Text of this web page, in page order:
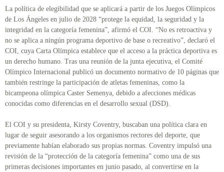
La política de elegibilidad que se aplicará a partir de los Juegos Olímpicos
de Los Ángeles en julio de 2028 “protege la equidad, la seguridad y la
integridad en la categoría femenina”, afirmó el COI. “No es retroactiva y
no se aplica a ningún programa deportivo de base o recreativo”, declaró el
COI, cuya Carta Olímpica establece que el acceso a la práctica deportiva es
un derecho humano. Tras una reunión de la junta ejecutiva, el Comité
Olímpico Internacional publicó un documento normativo de 10 páginas que
también restringe la participación de atletas femeninas, como la
bicampeona olímpica Caster Semenya, debido a afecciones médicas
conocidas como diferencias en el desarrollo sexual (DSD).
El COI y su presidenta, Kirsty Coventry, buscaban una política clara en
lugar de seguir asesorando a los organismos rectores del deporte, que
previamente habían elaborado sus propias normas. Coventry impulsó una
revisión de la “protección de la categoría femenina” como una de sus
primeras decisiones importantes en junio pasado, al convertirse en la